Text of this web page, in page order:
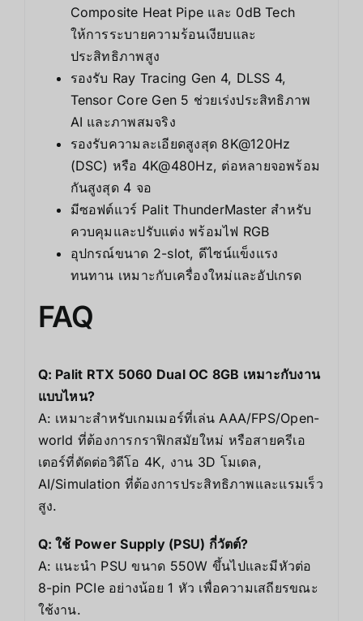
Composite Heat Pipe และ 0dB Tech
ให้การระบายความร้อนเงียบและ
ประสิทธิภาพสูง
รองรับ Ray Tracing Gen 4, DLSS 4,
Tensor Core Gen 5 ช่วยเร่งประสิทธิภาพ
AI และภาพสมจริง
รองรับความละเอียดสูงสุด 8K@120Hz
(DSC) หรือ 4K@480Hz, ต่อหลายจอพร้อม
กันสูงสุด 4 จอ
มีซอฟต์แวร์ Palit ThunderMaster สำหรับ
ควบคุมและปรับแต่ง พร้อมไฟ RGB
อุปกรณ์ขนาด 2-slot, ดีไซน์แข็งแรง
ทนทาน เหมาะกับเครื่องใหม่และอัปเกรด
FAQ
Q: Palit RTX 5060 Dual OC 8GB เหมาะกับงาน
แบบไหน?
A: เหมาะสำหรับเกมเมอร์ที่เล่น AAA/FPS/Open-
world ที่ต้องการกราฟิกสมัยใหม่ หรือสายครีเอ
เตอร์ที่ตัดต่อวิดีโอ 4K, งาน 3D โมเดล,
AI/Simulation ที่ต้องการประสิทธิภาพและแรมเร็ว
สูง.
Q: ใช้ Power Supply (PSU) กี่วัตต์?
A: แนะนำ PSU ขนาด 550W ขึ้นไปและมีหัวต่อ
8-pin PCIe อย่างน้อย 1 หัว เพื่อความเสถียรขณะ
ใช้งาน.